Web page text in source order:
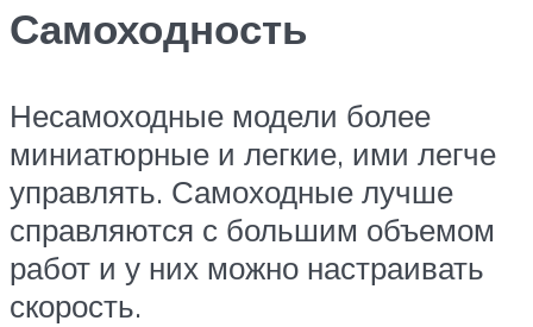
Самоходность
Несамоходные модели более
миниатюрные и легкие, ими легче
управлять. Самоходные лучше
справляются с большим объемом
работ и у них можно настраивать
скорость.